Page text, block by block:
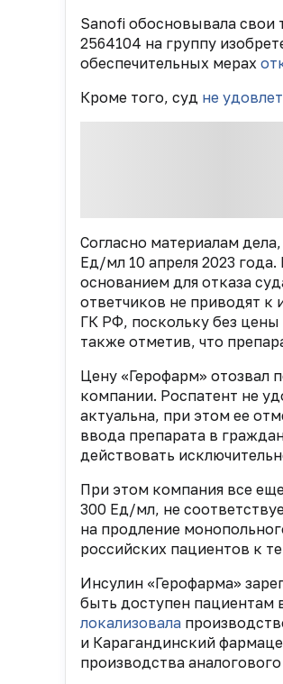
Sanofi обосновывала свои
2564104 на группу
обеспечительных мерах
Кроме того, суд не
Согласно материалам
Ед/мл 10 апреля 2023
основанием для отказа
ответчиков не приводят к
ГК РФ, поскольку без
также отметив, что
Цену «Герофарм» отозвал
компании. Роспатент не
актуальна, при этом ее
ввода препарата в
действовать
При этом компания все
300 Ед/мл, не
на продление
российских пациентов к
Инсулин «Герофарма»
быть доступен пациентам
локализовала
и Карагандинский
производства